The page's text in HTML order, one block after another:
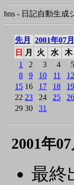
hns - 日記自動生成
先月 2001年07月
日
月 火 水 木
1
2 3 4 5
8
9 10 11 12
15 16 17 18 19
22 23 24 25 26
29 30 31
2001年
最終